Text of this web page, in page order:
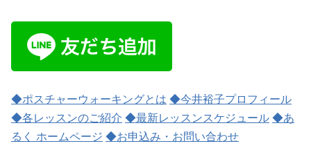
◆ポスチャーウォーキングとは ◆今井裕子プロフィール
◆各レッスンのご紹介 ◆最新レッスンスケジュール ◆あ
るく ホームページ ◆お申込み・お問い合わせ